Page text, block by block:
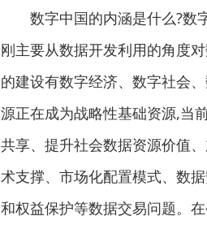
数字中国的内涵是什么?数
刚主要从数据开发利用的角度
的建设有数字经济、数字社会
源正在成为战略性基础资源,当
共享、提升社会数据资源价值
术支撑、市场化配置模式、数
和权益保护等数据交易问题。